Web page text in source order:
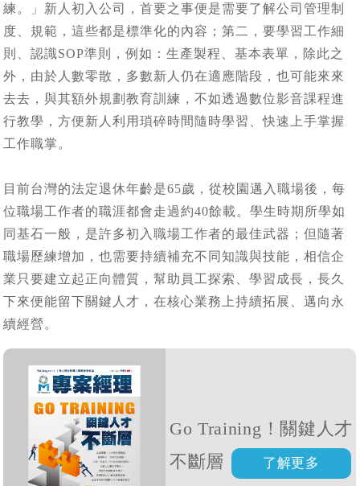
練。」新人初入公司，首要之事便是需要了解公司管理制
度、規範，這些都是標準化的內容；第二，要學習工作細
則、認識SOP準則，例如：生產製程、基本表單，除此之
外，由於人數零散，多數新人仍在適應階段，也可能來來
去去，與其額外規劃教育訓練，不如透過數位影音課程進
行教學，方便新人利用瑣碎時間隨時學習、快速上手掌握
工作職掌。
目前台灣的法定退休年齡是65歲，從校園邁入職場後，每
位職場工作者的職涯都會走過約40餘載。學生時期所學如
同基石一般，是許多初入職場工作者的最佳武器；但隨著
職場歷練增加，也需要持續補充不同知識與技能，相信企
業只要建立起正向體質，幫助員工探索、學習成長，長久
下來便能留下關鍵人才，在核心業務上持續拓展、邁向永
續經營。
Go Training！關鍵人才
不斷層